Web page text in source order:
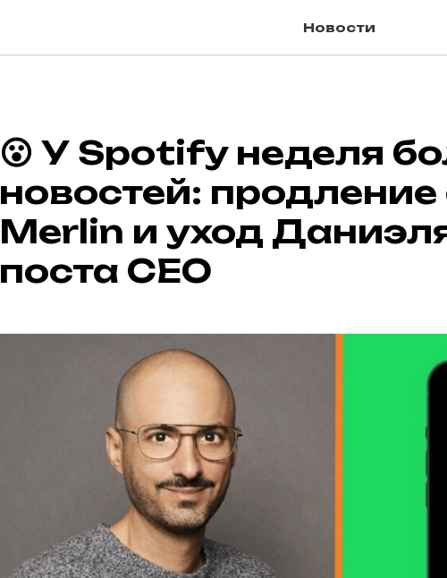
Новости
😮 У Spotify неделя
новостей: продление
Merlin и уход
поста CEO